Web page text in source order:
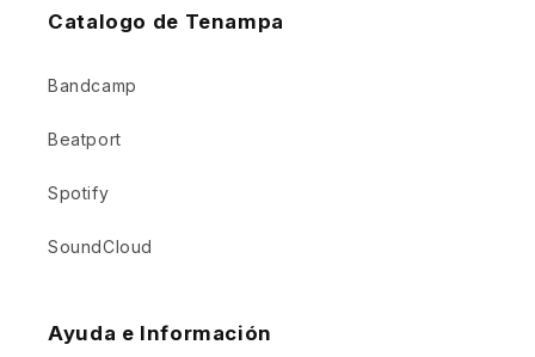
Catalogo de Tenampa
Bandcamp
Beatport
Spotify
SoundCloud
Ayuda e Información